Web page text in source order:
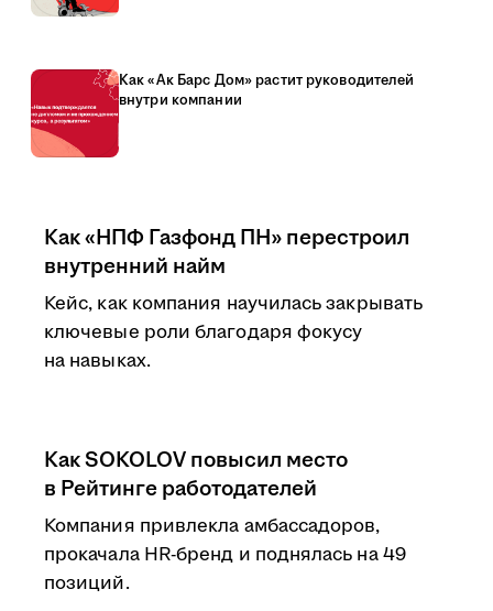
Как «Ак Барс Дом» растит руководителей
внутри компании
Как «НПФ Газфонд ПН» перестроил
внутренний найм
Кейс, как компания научилась закрывать
ключевые роли благодаря фокусу
на навыках.
Как SOKOLOV повысил место
в Рейтинге работодателей
Компания привлекла амбассадоров,
прокачала HR-бренд и поднялась на 49
позиций.